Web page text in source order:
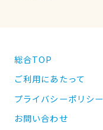
総合TOP
ご利用にあたって
プライバシーポリシー
お問い合わせ